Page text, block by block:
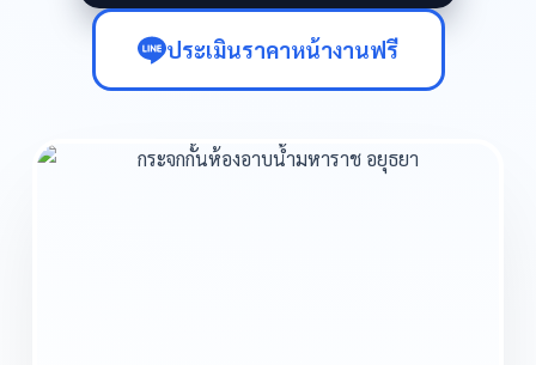
ประเมินราคาหน้างานฟรี